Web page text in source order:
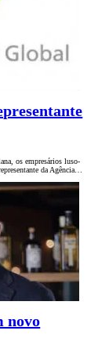
os empresários luso-
da Agência…
novo